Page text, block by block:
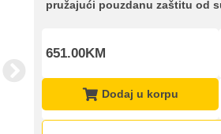
pružajući pouzdanu zaštitu od
651.00KM
Dodaj u korpu